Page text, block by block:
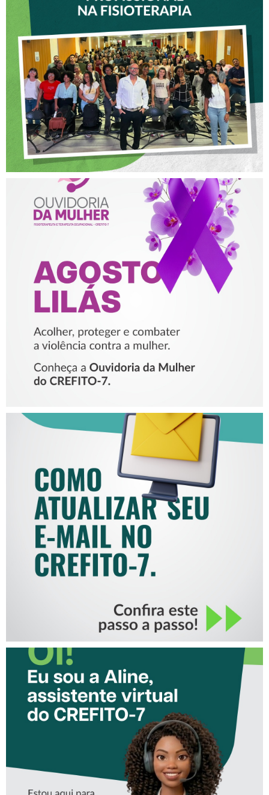
VICE-PRESIDENTE DO
CREFITO-7 PARTICIPA DE
OFICINA SOBRE ÉTICA E
POSTURA PROFISSIONAL
NA FISIOTERAPIA
AGOSTO LILÁS – ACOLHER,
PROTEGER E COMBATER A
VIOLÊNCIA CONTRA A
MULHER
COMO ATUALIZAR SEU E-
MAIL NO CREFITO-7
CONHEÇA A ‘ALINE’,
ASSISTENTE VIRTUAL DO
CREFITO-7